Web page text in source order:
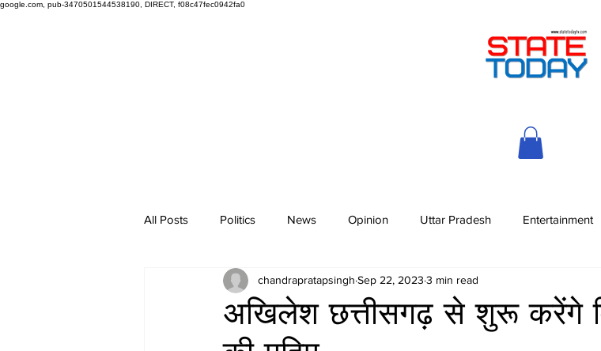
google.com, pub-3470501544538190, DIRECT, f08c47fec0942fa0
All Posts Politics News Opinion Uttar Pradesh Entertainment
अखिलेश छत्तीसगढ़ से शुरू करेंगे
chandrapratapsingh Sep 22, 2023 3 min read